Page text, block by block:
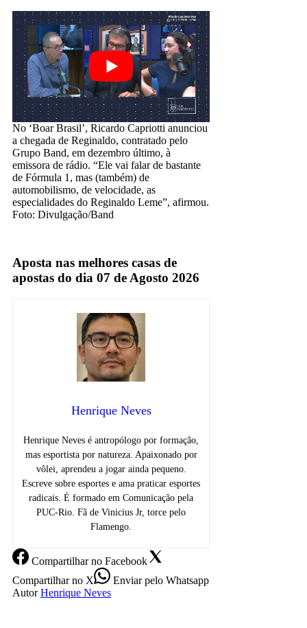
No ‘Boar Brasil’, Ricardo Capriotti anunciou
a chegada de Reginaldo, contratado pelo
Grupo Band, em dezembro último, à
emissora de rádio. “Ele vai falar de bastante
de Fórmula 1, mas (também) de
automobilismo, de velocidade, as
especialidades do Reginaldo Leme”, afirmou.
Foto: Divulgação/Band
Aposta nas melhores casas de
apostas do dia 07 de Agosto 2026
Henrique Neves
Henrique Neves é antropólogo por formação,
mas esportista por natureza. Apaixonado por
vôlei, aprendeu a jogar ainda pequeno.
Escreve sobre esportes e ama praticar esportes
radicais. É formado em Comunicação pela
PUC-Rio. Fã de Vinicius Jr, torce pelo
Flamengo.
Compartilharno Facebook
Compartilharno X Enviarpelo Whatsapp
Autor Henrique Neves